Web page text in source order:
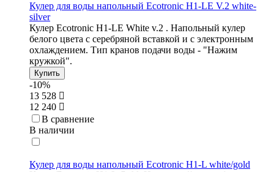
Кулер для воды напольный Ecotronic H1-LE V.2 white-
silver
Кулер Ecotronic H1-LE White v.2 . Напольный кулер
белого цвета с серебряной вставкой и с электронным
охлаждением. Тип кранов подачи воды - "Нажим
кружкой".
Купить
-10%
13 528
12 240
В сравнение
В наличии
Кулер для воды напольный Ecotronic H1-L white/gold